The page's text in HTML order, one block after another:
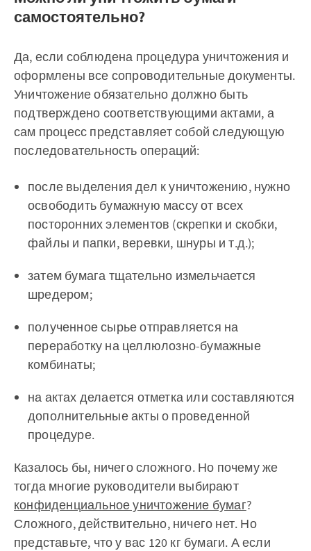
самостоятельно?
Да, если соблюдена процедура уничтожения и
оформлены все сопроводительные документы.
Уничтожение обязательно должно быть
подтверждено соответствующими актами, а
сам процесс представляет собой следующую
последовательность операций:
после выделения дел к уничтожению, нужно
освободить бумажную массу от всех
посторонних элементов (скрепки и скобки,
файлы и папки, веревки, шнуры и т.д.);
затем бумага тщательно измельчается
шредером;
полученное сырье отправляется на
переработку на целлюлозно-бумажные
комбинаты;
на актах делается отметка или составляются
дополнительные акты о проведенной
процедуре.
Казалось бы, ничего сложного. Но почему же
тогда многие руководители выбирают
конфиденциальное уничтожение бумаг?
Сложного, действительно, ничего нет. Но
представьте, что у вас 120 кг бумаги. А если